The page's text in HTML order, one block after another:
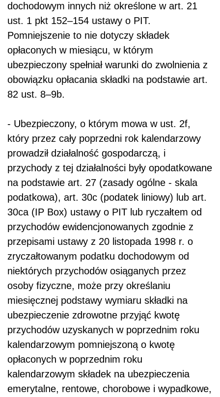
dochodowym innych niż określone w art. 21
ust. 1 pkt 152–154 ustawy o PIT.
Pomniejszenie to nie dotyczy składek
opłaconych w miesiącu, w którym
ubezpieczony spełniał warunki do zwolnienia z
obowiązku opłacania składki na podstawie art.
82 ust. 8–9b.
- Ubezpieczony, o którym mowa w ust. 2f,
który przez cały poprzedni rok kalendarzowy
prowadził działalność gospodarczą, i
przychody z tej działalności były opodatkowane
na podstawie art. 27 (zasady ogólne - skala
podatkowa), art. 30c (podatek liniowy) lub art.
30ca (IP Box) ustawy o PIT lub ryczałtem od
przychodów ewidencjonowanych zgodnie z
przepisami ustawy z 20 listopada 1998 r. o
zryczałtowanym podatku dochodowym od
niektórych przychodów osiąganych przez
osoby fizyczne, może przy określaniu
miesięcznej podstawy wymiaru składki na
ubezpieczenie zdrowotne przyjąć kwotę
przychodów uzyskanych w poprzednim roku
kalendarzowym pomniejszoną o kwotę
opłaconych w poprzednim roku
kalendarzowym składek na ubezpieczenia
emerytalne, rentowe, chorobowe i wypadkowe,